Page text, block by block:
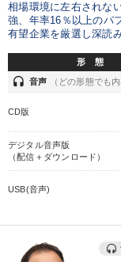
相場環境に左右されな
強、年率16％以上のパ
有望企業を厳選し深読
形 態
headset 音声 （どの形態でも
CD版
デジタル音声版
（配信＋ダウンロード）
USB(音声)